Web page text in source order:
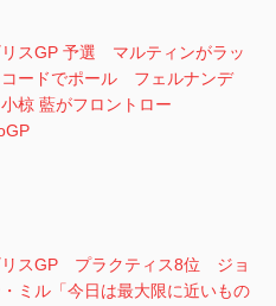
スGP 予選 マルティンがラッ
コードでポール フェルナンデ
椋 藍がフロントロー
リスGP プラクティス8位 ジョ
ミル「今日は最大限に近いもの